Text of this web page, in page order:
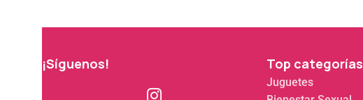
¡Síguenos! Top categorías
Juguetes